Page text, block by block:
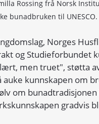
Rossing frå Norsk
bunadbruken til UNESCO.
Norges
og Studieforbundet
men truet", støtta
kunnskapen om
om
gradvis